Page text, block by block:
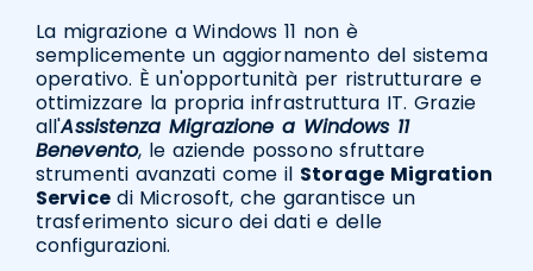
La migrazione a Windows 11 non è
semplicemente un aggiornamento del sistema
operativo. È un'opportunità per ristrutturare e
ottimizzare la propria infrastruttura IT. Grazie
all'Assistenza Migrazione a Windows 11
Benevento, le aziende possono sfruttare
strumenti avanzati come il Storage Migration
Servicedi Microsoft, che garantisce un
trasferimento sicuro dei dati e delle
configurazioni.